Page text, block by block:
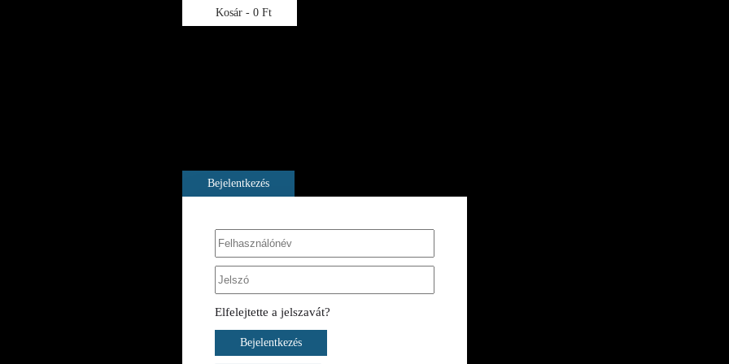
Kosár - 0 Ft
A kosara még üres
Bejelentkezés
Elfelejtette a jelszavát?
Bejelentkezés